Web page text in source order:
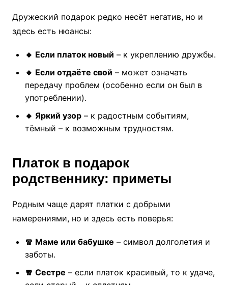
Дружеский подарок редко несёт негатив, но и
здесь есть нюансы:
🔸 Если платок новый – к укреплению дружбы.
🔸 Если отдаёте свой – может означать
передачу проблем (особенно если он был в
употреблении).
🔸 Яркий узор– к радостным событиям,
тёмный – к возможным трудностям.
Платок в подарок
родственнику: приметы
Родным чаще дарят платки с добрыми
намерениями, но и здесь есть поверья:
🧣 Маме или бабушке – символ долголетия и
заботы.
🧣 Сестре – если платок красивый, то к удаче,